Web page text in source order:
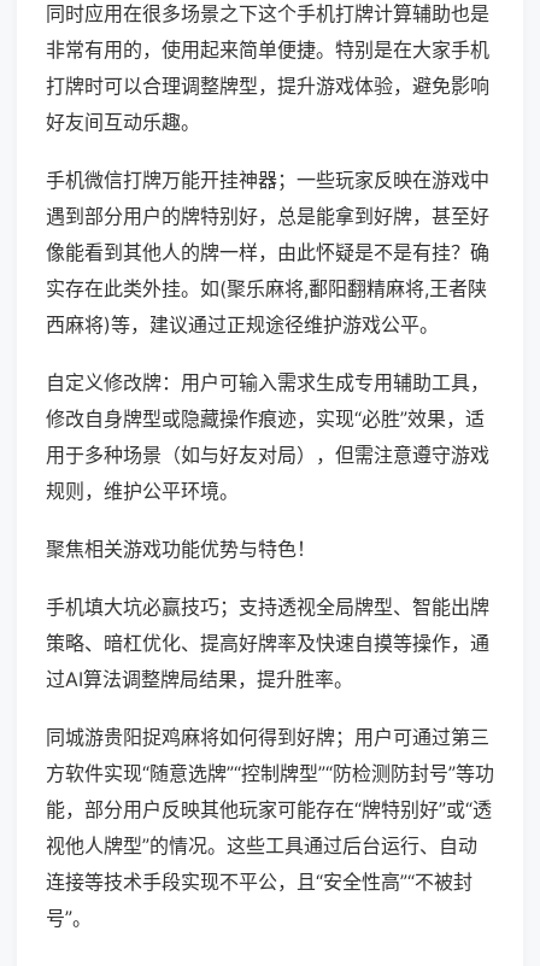
同时应用在很多场景之下这个手机打牌计算辅助也是
非常有用的，使用起来简单便捷。特别是在大家手机
打牌时可以合理调整牌型，提升游戏体验，避免影响
好友间互动乐趣。
手机微信打牌万能开挂神器；一些玩家反映在游戏中
遇到部分用户的牌特别好，总是能拿到好牌，甚至好
像能看到其他人的牌一样，由此怀疑是不是有挂？确
实存在此类外挂。如(聚乐麻将,鄱阳翻精麻将,王者陕
西麻将)等，建议通过正规途径维护游戏公平。
自定义修改牌：用户可输入需求生成专用辅助工具，
修改自身牌型或隐藏操作痕迹，实现“必胜”效果，适
用于多种场景（如与好友对局），但需注意遵守游戏
规则，维护公平环境。
聚焦相关游戏功能优势与特色！
手机填大坑必赢技巧；支持透视全局牌型、智能出牌
策略、暗杠优化、提高好牌率及快速自摸等操作，通
过AI算法调整牌局结果，提升胜率。
同城游贵阳捉鸡麻将如何得到好牌；用户可通过第三
方软件实现“随意选牌”“控制牌型”“防检测防封号”等功
能，部分用户反映其他玩家可能存在“牌特别好”或“透
视他人牌型”的情况。这些工具通过后台运行、自动
连接等技术手段实现不平公，且“安全性高”“不被封
号”。